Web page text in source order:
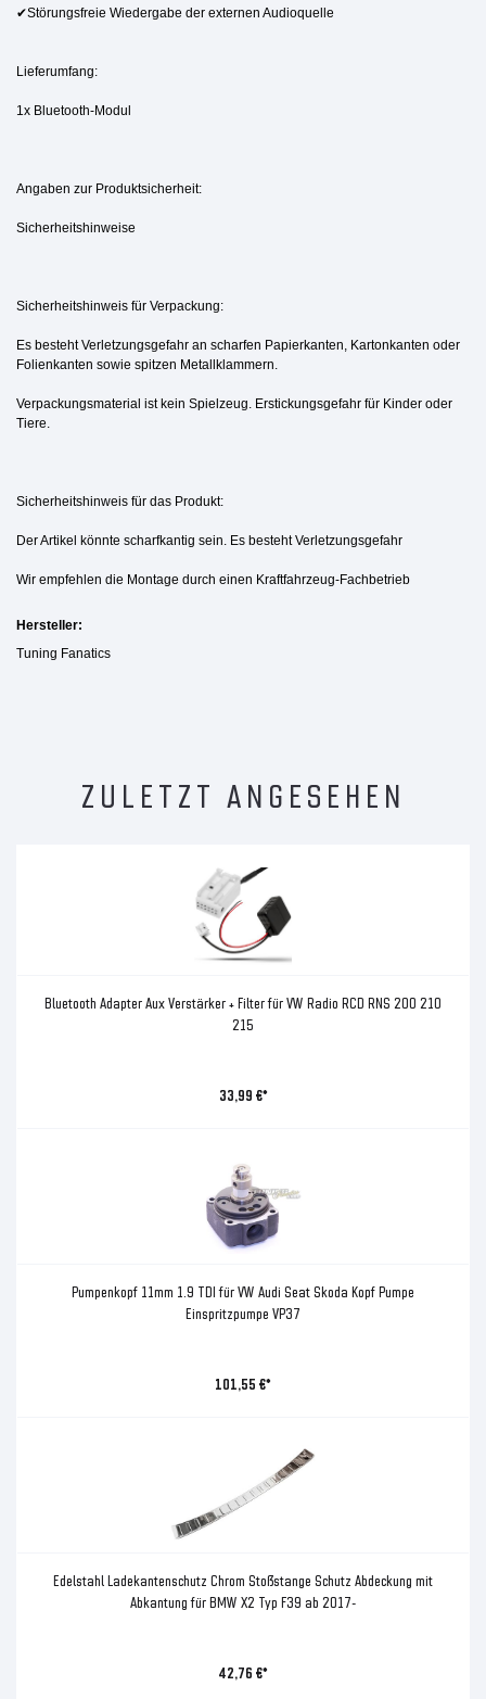
✔Störungsfreie Wiedergabe der externen Audioquelle
Lieferumfang:
1x Bluetooth-Modul
Angaben zur Produktsicherheit:
Sicherheitshinweise
Sicherheitshinweis für Verpackung:
Es besteht Verletzungsgefahr an scharfen Papierkanten, Kartonkanten oder
Folienkanten sowie spitzen Metallklammern.
Verpackungsmaterial ist kein Spielzeug. Erstickungsgefahr für Kinder oder
Tiere.
Sicherheitshinweis für das Produkt:
Der Artikel könnte scharfkantig sein. Es besteht Verletzungsgefahr
Wir empfehlen die Montage durch einen Kraftfahrzeug-Fachbetrieb
Hersteller:
Tuning Fanatics
ZULETZT ANGESEHEN
Bluetooth Adapter Aux Verstärker + Filter für VW Radio RCD RNS 200 210
215
33,99 €*
Pumpenkopf 11mm 1.9 TDI für VW Audi Seat Skoda Kopf Pumpe
Einspritzpumpe VP37
101,55 €*
Edelstahl Ladekantenschutz Chrom Stoßstange Schutz Abdeckung mit
Abkantung für BMW X2 Typ F39 ab 2017-
42,76 €*